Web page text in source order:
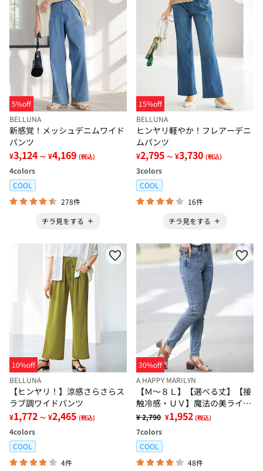
5%off
BELLUNA
新感覚！メッシュデニムワイド
パンツ
¥3,124 ～ ¥4,169 (税込)
4colors
COOL
278件
チラ見をする
15%off
BELLUNA
ヒンヤリ軽やか！フレアーデニ
ムパンツ
¥2,795 ～ ¥3,730 (税込)
3colors
COOL
16件
チラ見をする
10%off
BELLUNA
【ヒンヤリ！】涼感さらさらス
ラブ調ワイドパンツ
¥1,772 ～ ¥2,465 (税込)
4colors
COOL
4件
30%off
A HAPPY MARILYN
【Ｍ～８Ｌ】【選べる丈】【接
触冷感・ＵＶ】魔法の美ライン
ストレッチスキニーデニムパン
ツ
¥ 2,790 ¥1,952 (税込)
7colors
COOL
48件